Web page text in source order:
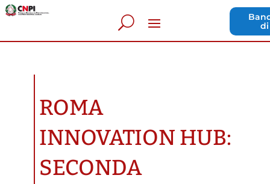
ROMA
INNOVATION HUB:
SECONDA